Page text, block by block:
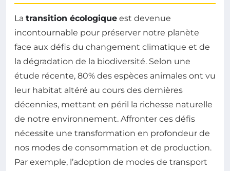
La transition écologique est devenue
incontournable pour préserver notre planète
face aux défis du changement climatique et de
la dégradation de la biodiversité. Selon une
étude récente, 80% des espèces animales ont vu
leur habitat altéré au cours des dernières
décennies, mettant en péril la richesse naturelle
de notre environnement. Affronter ces défis
nécessite une transformation en profondeur de
nos modes de consommation et de production.
Par exemple, l’adoption de modes de transport